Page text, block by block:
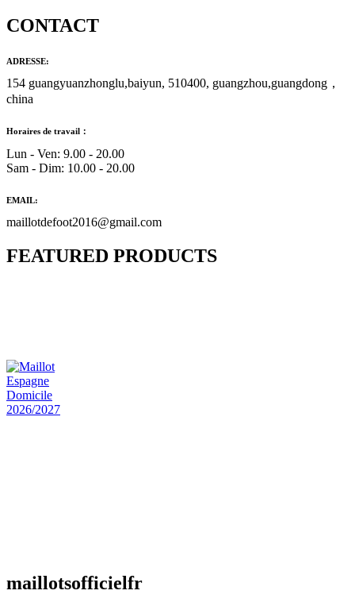
CONTACT
ADRESSE:
154 guangyuanzhonglu,baiyun, 510400, guangzhou,guangdong，
china
Horaires de travail：
Lun - Ven: 9.00 - 20.00
Sam - Dim: 10.00 - 20.00
EMAIL:
maillotdefoot2016@gmail.com
FEATURED PRODUCTS
maillotsofficielfr